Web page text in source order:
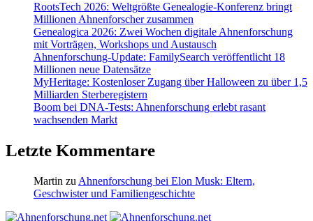
RootsTech 2026: Weltgrößte Genealogie-Konferenz bringt
Millionen Ahnenforscher zusammen
Genealogica 2026: Zwei Wochen digitale Ahnenforschung
mit Vorträgen, Workshops und Austausch
Ahnenforschung-Update: FamilySearch veröffentlicht 18
Millionen neue Datensätze
MyHeritage: Kostenloser Zugang über Halloween zu über 1,5
Milliarden Sterberegistern
Boom bei DNA-Tests: Ahnenforschung erlebt rasant
wachsenden Markt
Letzte Kommentare
Martin zu Ahnenforschung bei Elon Musk: Eltern,
Geschwister und Familiengeschichte